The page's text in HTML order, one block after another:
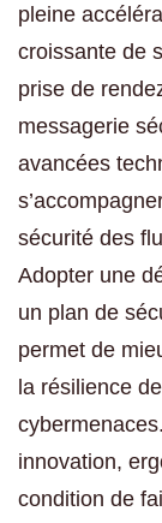
pleine
croissante de
prise de
messagerie
avancées
sécurité des
Adopter une
un plan de
permet de
la résilience
innovation,
condition de